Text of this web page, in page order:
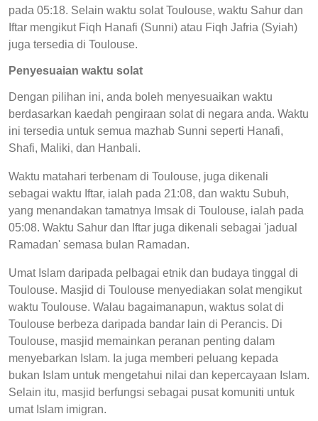
pada 05:18. Selain waktu solat Toulouse, waktu Sahur dan
Iftar mengikut Fiqh Hanafi (Sunni) atau Fiqh Jafria (Syiah)
juga tersedia di Toulouse.
Penyesuaian waktu solat
Dengan pilihan ini, anda boleh menyesuaikan waktu
berdasarkan kaedah pengiraan solat di negara anda. Waktu
ini tersedia untuk semua mazhab Sunni seperti Hanafi,
Shafi, Maliki, dan Hanbali.
Waktu matahari terbenam di Toulouse, juga dikenali
sebagai waktu Iftar, ialah pada 21:08, dan waktu Subuh,
yang menandakan tamatnya Imsak di Toulouse, ialah pada
05:08. Waktu Sahur dan Iftar juga dikenali sebagai 'jadual
Ramadan' semasa bulan Ramadan.
Umat Islam daripada pelbagai etnik dan budaya tinggal di
Toulouse. Masjid di Toulouse menyediakan solat mengikut
waktu Toulouse. Walau bagaimanapun, waktus solat di
Toulouse berbeza daripada bandar lain di Perancis. Di
Toulouse, masjid memainkan peranan penting dalam
menyebarkan Islam. Ia juga memberi peluang kepada
bukan Islam untuk mengetahui nilai dan kepercayaan Islam.
Selain itu, masjid berfungsi sebagai pusat komuniti untuk
umat Islam imigran.